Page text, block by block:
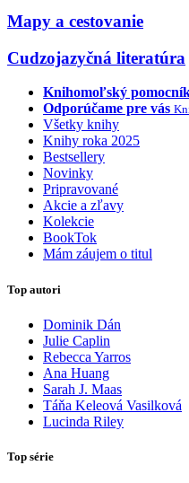
Mapy a cestovanie
Cudzojazyčná literatúra
Knihomoľský
Odporúčame pre vás
Všetky knihy
Knihy roka 2025
Bestsellery
Novinky
Pripravované
Akcie a zľavy
Kolekcie
BookTok
Mám záujem o titul
Top autori
Dominik Dán
Julie Caplin
Rebecca Yarros
Ana Huang
Sarah J. Maas
Táňa Keleová Vasilková
Lucinda Riley
Top série